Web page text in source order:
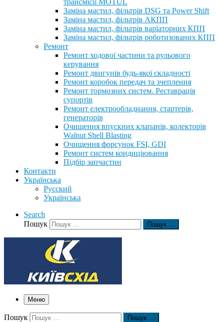
трансмісії MOTUL
Заміна мастил, фільтрів DSG та Power Shift
Заміна мастил, фільтрів АКПП
Заміна мастил, фільтрів варіаторних КПП
Заміна мастил, фільтрів роботизованих КПП
Ремонт
Ремонт ходової частини та рульового
керування
Ремонт двигунів будь-якої складності
Ремонт коробок передач та зчеплення
Ремонт тормозних систем. Реставрація
супортів
Ремонт електрообладнання, стартерів,
генераторів
Очищення впускних клапанів, колекторів
Walnut Shell Blasting
Очищення форсунок FSI, GDI
Ремонт систем кондиціювання
Підбір запчастин
Контакти
Українська
Русский
Українська
Search
Пошук
Пошук …
Меню
Пошук Пошук …